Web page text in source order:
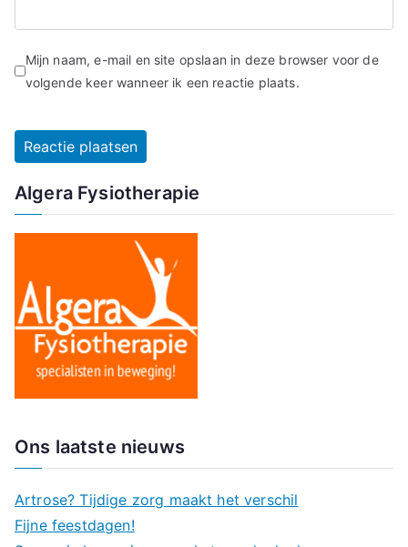
Mijn naam, e-mail en site opslaan in deze browser voor de
volgende keer wanneer ik een reactie plaats.
Algera Fysiotherapie
Ons laatste nieuws
Artrose? Tijdige zorg maakt het verschil
Fijne feestdagen!